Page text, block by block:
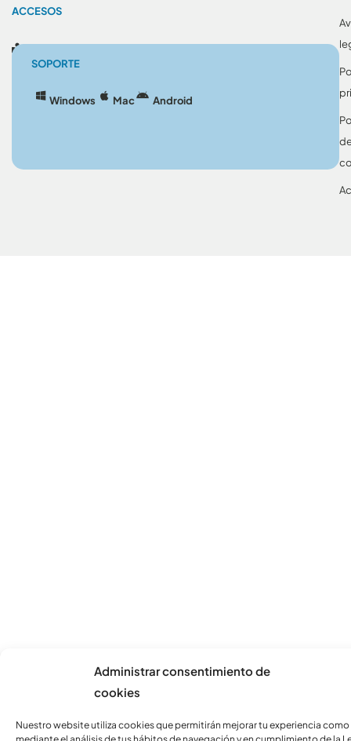
Administrar consentimiento de
cookies
Nuestro website utiliza cookies que permitirán mejorar tu experiencia como
mediante el análisis de tus hábitos de navegación y en cumplimiento de la
ACCESOS
SOPORTE
Windows Mac Android